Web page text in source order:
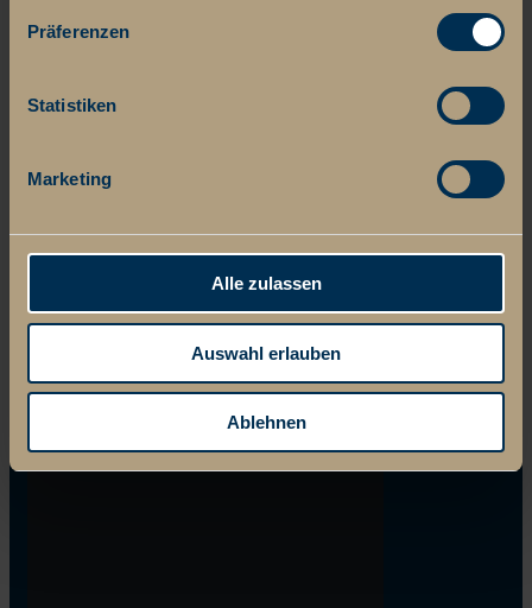
Präferenzen
Statistiken
Marketing
Alle zulassen
Auswahl erlauben
Ablehnen